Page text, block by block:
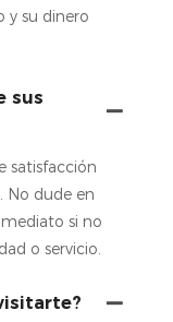
y su dinero
sus
satisfacción
No dude en
si no
o servicio.